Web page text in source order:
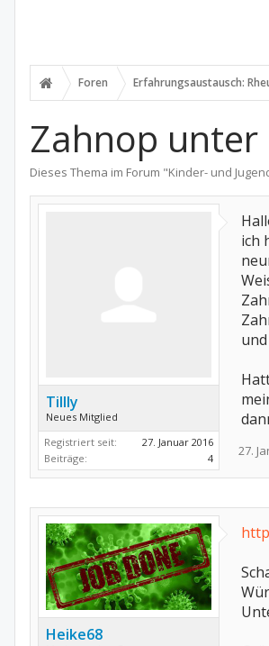
Foren Erfahrungsaustausch:
Zahnop unter
Dieses Thema im Forum "Kinder- und
Tillly
Neues Mitglied
Registriert seit:
27. Januar 2016
Beiträge:
4
ich
27.
Heike68